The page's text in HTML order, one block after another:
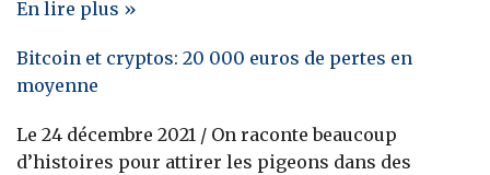
En lire plus »
Bitcoin et cryptos: 20 000 euros de pertes en
moyenne
Le 24 décembre 2021 / On raconte beaucoup
d’histoires pour attirer les pigeons dans des